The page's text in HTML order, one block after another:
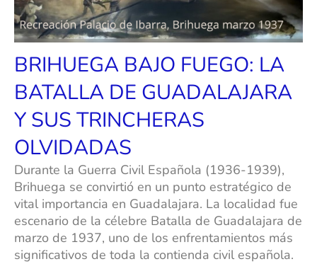
BRIHUEGA BAJO FUEGO: LA
BATALLA DE GUADALAJARA
Y SUS TRINCHERAS
OLVIDADAS
Durante la Guerra Civil Española (1936-1939),
Brihuega se convirtió en un punto estratégico de
vital importancia en Guadalajara. La localidad fue
escenario de la célebre Batalla de Guadalajara de
marzo de 1937, uno de los enfrentamientos más
significativos de toda la contienda civil española.